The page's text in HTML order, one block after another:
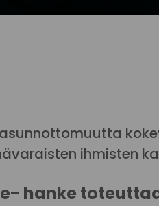
ihmisten
hanke